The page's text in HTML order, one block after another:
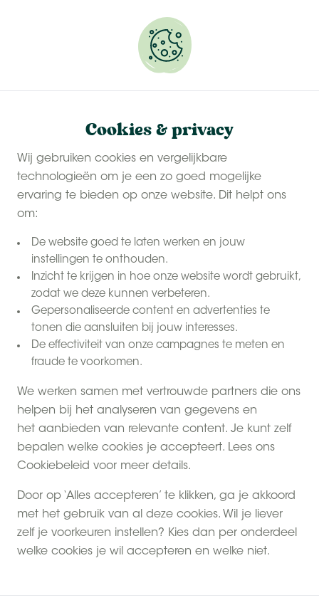
Cookies & privacy
Wij gebruiken cookies en vergelijkbare
technologieën om je een zo goed mogelijke
ervaring te bieden op onze website. Dit helpt ons
om:
De website goed te laten werken en jouw
instellingen te onthouden.
Inzicht te krijgen in hoe onze website wordt gebruikt,
zodat we deze kunnen verbeteren.
Gepersonaliseerde content en advertenties te
tonen die aansluiten bij jouw interesses.
De effectiviteit van onze campagnes te meten en
fraude te voorkomen.
We werken samen met vertrouwde partners die ons
helpen bij het analyseren van gegevens en
het aanbieden van relevante content. Je kunt zelf
bepalen welke cookies je accepteert. Lees ons
Cookiebeleid voor meer details.
Door op ‘Alles accepteren’ te klikken, ga je akkoord
met het gebruik van al deze cookies. Wil je liever
zelf je voorkeuren instellen? Kies dan per onderdeel
welke cookies je wil accepteren en welke niet.
Reserveer snel jouw plekje.